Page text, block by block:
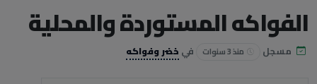
الفواكه المستوردة والمحلية
مسجل منذ 3 سنوات في خضر وفواكه